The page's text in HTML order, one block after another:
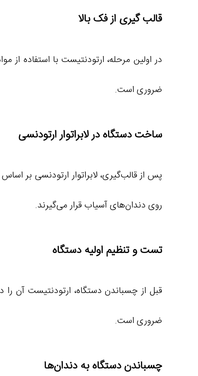
قالب‌ گیری از فک بالا
در اولین مرحله، ارتودنتیست با استفاده
ضروری است.
ساخت دستگاه در لابراتوار ارتودنسی
پس از قالب‌گیری، لابراتوار ارتودنسی بر
روی دندان‌های آسیاب قرار می‌گیرند.
تست و تنظیم اولیه دستگاه
قبل از چسباندن دستگاه، ارتودنتیست آن را
ضروری است.
چسباندن دستگاه به دندان‌ها